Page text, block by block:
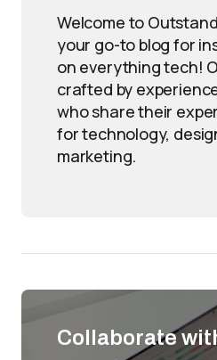
Welcome to
your go-to blog for
on everything tech!
crafted by
who share their
for technology,
marketing.
Collaborate